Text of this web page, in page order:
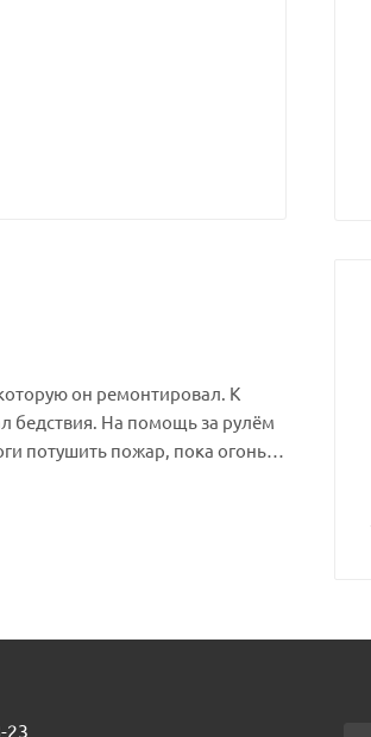
он ремонтировал. К
бедствия. На помощь за рулём
потушить пожар, пока огонь
23